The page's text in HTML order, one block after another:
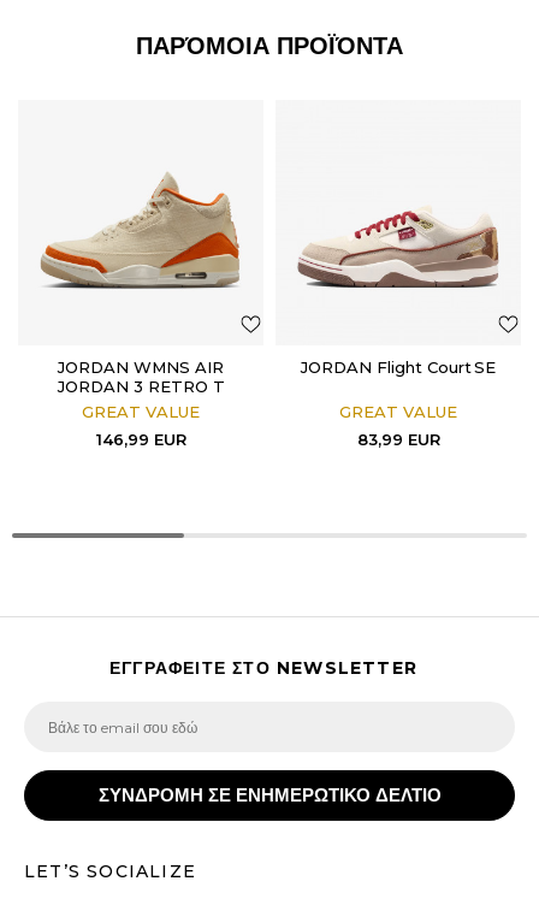
ΠΑΡΌΜΟΙΑ ΠΡΟΪΌΝΤΑ
JORDAN WMNS AIR
JORDAN 3 RETRO T
GREAT VALUE
146,99 EUR
JORDAN Flight Court SE
GREAT VALUE
83,99 EUR
ΕΓΓΡΑΦΕΙΤΕ ΣΤΟ NEWSLETTER
ΣΥΝΔΡΟΜΗ ΣΕ ΕΝΗΜΕΡΩΤΙΚΟ ΔΕΛΤΙΟ
LET’S SOCIALIZE